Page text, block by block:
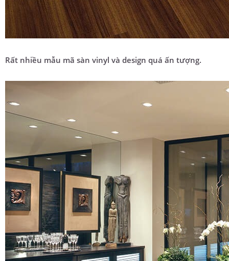
Rất nhiều mẫu mã sàn vinyl và design quá ấn tượng.